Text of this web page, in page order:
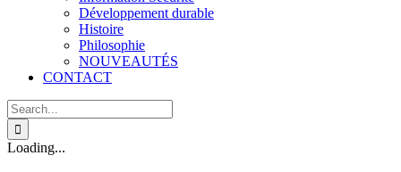
Développement durable
Histoire
Philosophie
NOUVEAUTÉS
CONTACT
Search
for:
Loading...